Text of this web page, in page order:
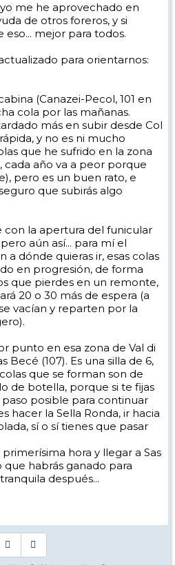
me he aprovechado en
de otros foreros, y si
mejor para todos.
para orientarnos:
(Canazei-Pecol, 101 en
cola por las mañanas.
más en subir desde Col
y no es ni mucho
que he sufrido en la zona
cada año va a peor porque
pero es un buen rato, e
que subirás algo
con la apertura del funicular
aún así... para mí el
a dónde quieras ir, esas colas
en progresión, de forma
que pierdes en un remonte,
20 o 30 más de espera (a
vacían y reparten por la
punto en esa zona de Val di
Becé (107). Es una silla de 6,
que se forman son de
de botella, porque si te fijas
posible para continuar
hacer la Sella Ronda, ir hacia
sí o sí tienes que pasar
hora y llegar a Sas
habrás ganado para
después...